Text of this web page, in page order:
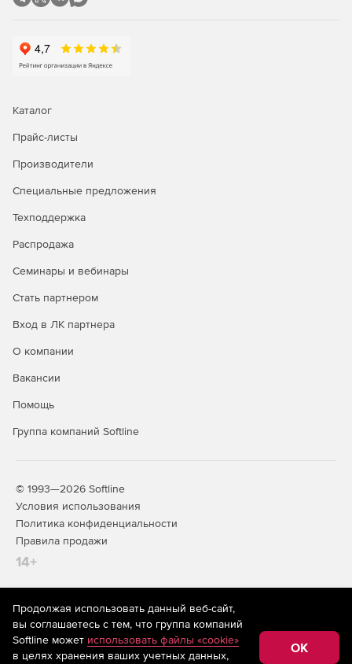
Сертифицированная защита Citrix с управлением
Защита Linux, обеспечивающая основные
возможности безопасности для клиентов Linux.
Каталог
Прайс-листы
Производители
Специальные предложения
Техподдержка
Распродажа
Семинары и вебинары
Стать партнером
Вход в ЛК партнера
О компании
Вакансии
Помощь
Группа компаний Softline
© 1993—2026 Softline
Условия использования
Политика конфиденциальности
Правила продажи
14+
На информационном ресурсе store.softline.ru применяются
рекомендательные технологии(информационные технологии
предоставления информации на основе сбора,
систематизации и анализа сведений, относящихся к
Продолжая использовать данный веб-сайт,
вы соглашаетесь с тем, что группа компаний
Softline может использовать файлы «cookie»
в целях хранения ваших учетных данных,
OK